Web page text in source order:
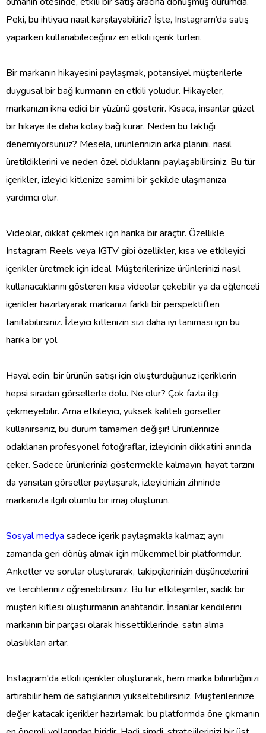
Peki, bu ihtiyacı nasıl karşılayabiliriz? İşte, Instagram’da satış
yaparken kullanabileceğiniz en etkili içerik türleri.
Bir markanın hikayesini paylaşmak, potansiyel müşterilerle
duygusal bir bağ kurmanın en etkili yoludur. Hikayeler,
markanızın ikna edici bir yüzünü gösterir. Kısaca, insanlar güzel
bir hikaye ile daha kolay bağ kurar. Neden bu taktiği
denemiyorsunuz? Mesela, ürünlerinizin arka planını, nasıl
üretildiklerini ve neden özel olduklarını paylaşabilirsiniz. Bu tür
içerikler, izleyici kitlenize samimi bir şekilde ulaşmanıza
yardımcı olur.
Videolar, dikkat çekmek için harika bir araçtır. Özellikle
Instagram Reels veya IGTV gibi özellikler, kısa ve etkileyici
içerikler üretmek için ideal. Müşterilerinize ürünlerinizi nasıl
kullanacaklarını gösteren kısa videolar çekebilir ya da eğlenceli
içerikler hazırlayarak markanızı farklı bir perspektiften
tanıtabilirsiniz. İzleyici kitlenizin sizi daha iyi tanıması için bu
harika bir yol.
Hayal edin, bir ürünün satışı için oluşturduğunuz içeriklerin
hepsi sıradan görsellerle dolu. Ne olur? Çok fazla ilgi
çekmeyebilir. Ama etkileyici, yüksek kaliteli görseller
kullanırsanız, bu durum tamamen değişir! Ürünlerinize
odaklanan profesyonel fotoğraflar, izleyicinin dikkatini anında
çeker. Sadece ürünlerinizi göstermekle kalmayın; hayat tarzını
da yansıtan görseller paylaşarak, izleyicinizin zihninde
markanızla ilgili olumlu bir imaj oluşturun.
Sosyal medya sadece içerik paylaşmakla kalmaz; aynı
zamanda geri dönüş almak için mükemmel bir platformdur.
Anketler ve sorular oluşturarak, takipçilerinizin düşüncelerini
ve tercihleriniz öğrenebilirsiniz. Bu tür etkileşimler, sadık bir
müşteri kitlesi oluşturmanın anahtarıdır. İnsanlar kendilerini
markanın bir parçası olarak hissettiklerinde, satın alma
olasılıkları artar.
Instagram'da etkili içerikler oluşturarak, hem marka bilinirliğinizi
artırabilir hem de satışlarınızı yükseltebilirsiniz. Müşterilerinize
değer katacak içerikler hazırlamak, bu platformda öne çıkmanın